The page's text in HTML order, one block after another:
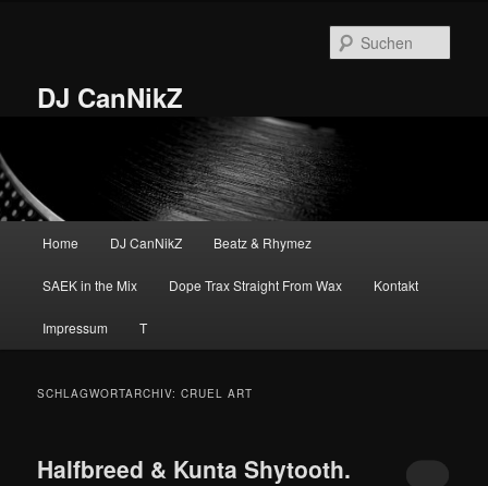
DJ CanNikZ
Home DJ CanNikZ Beatz & Rhymez
SAEK in the Mix Dope Trax Straight From Wax Kontakt
Impressum T
SCHLAGWORTARCHIV:CRUEL ART
Halfbreed & Kunta Shytooth.